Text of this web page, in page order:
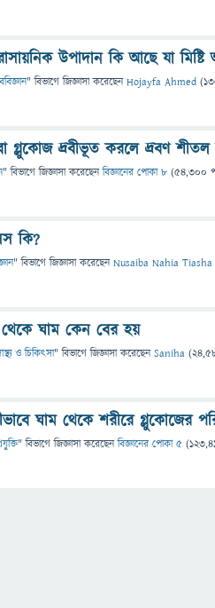
উপাদান কি আছে যা মিষ্টি
" বিভাগে জিজ্ঞাসাকরেছেনHojayfa Ahmed (
গ্লুকোজ দ্রবীভূত করলে দ্রবণ
" বিভাগে জিজ্ঞাসাকরেছেনবিজ্ঞানের পোকা ৮ (54,300
কি?
" বিভাগে জিজ্ঞাসাকরেছেনNusaiba Nahia Tiasha
ঘাম কেন বের হয়
ও চিকিৎসা" বিভাগে জিজ্ঞাসাকরেছেনSaniha (
ঘাম থেকে শরীরে গ্লুকোজের
" বিভাগে জিজ্ঞাসাকরেছেনবিজ্ঞানের পোকা ৫ (